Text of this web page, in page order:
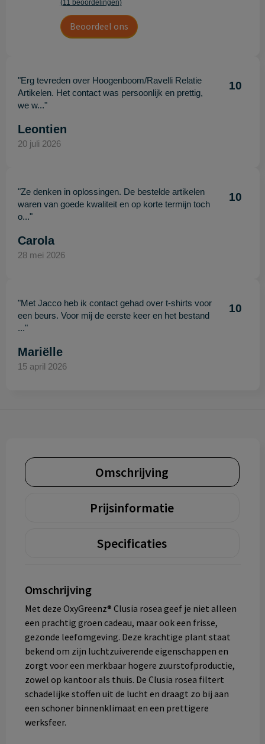
(11 beoordelingen)
Beoordeel ons
"Erg tevreden over Hoogenboom/Ravelli Relatie
Artikelen. Het contact was persoonlijk en prettig,
we w..."
10
Leontien
20 juli 2026
"Ze denken in oplossingen. De bestelde artikelen
waren van goede kwaliteit en op korte termijn toch
o..."
10
Carola
28 mei 2026
"Met Jacco heb ik contact gehad over t-shirts voor
een beurs. Voor mij de eerste keer en het bestand
..."
10
Mariëlle
15 april 2026
Omschrijving
Prijsinformatie
Specificaties
Omschrijving
Met deze OxyGreenz® Clusia rosea geef je niet alleen
een prachtig groen cadeau, maar ook een frisse,
gezonde leefomgeving. Deze krachtige plant staat
bekend om zijn luchtzuiverende eigenschappen en
zorgt voor een merkbaar hogere zuurstofproductie,
zowel op kantoor als thuis. De Clusia rosea filtert
schadelijke stoffen uit de lucht en draagt zo bij aan
een schoner binnenklimaat en een prettigere
werksfeer.